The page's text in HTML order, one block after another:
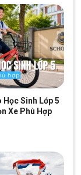
cơ
ST-EF500 3×8 (24
Độ)
TZ
Học Sinh Lớp 5
Xe Phù Hợp